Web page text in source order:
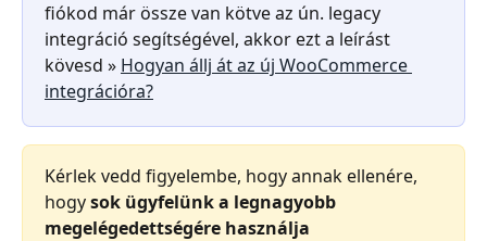
fiókod már össze van kötve az ún. legacy
integráció segítségével, akkor ezt a leírást
kövesd » Hogyan állj át az új WooCommerce
integrációra?
Kérlek vedd figyelembe, hogy annak ellenére,
hogy sok ügyfelünk a legnagyobb
megelégedettségére használja